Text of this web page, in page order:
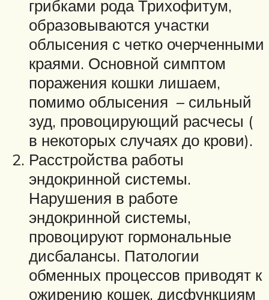
грибками рода Трихофитум,
образовываются участки
облысения с четко очерченными
краями. Основной симптом
поражения кошки лишаем,
помимо облысения – сильный
зуд, провоцирующий расчесы (
в некоторых случаях до крови).
Расстройства работы
эндокринной системы.
Нарушения в работе
эндокринной системы,
провоцируют гормональные
дисбалансы. Патологии
обменных процессов приводят к
ожирению кошек, дисфункциям